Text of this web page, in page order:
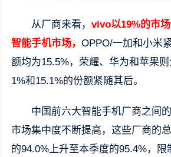
从厂商来看，vivo以19%的市
智能手机市场，OPPO/一加和小米
额均为15.5%，荣耀、华为和苹果
1%和15.1%的份额紧随其后。
中国前六大智能手机厂商之间
市场集中度不断提高，这些厂商的
的94.0%上升至本季度的95.4%，限